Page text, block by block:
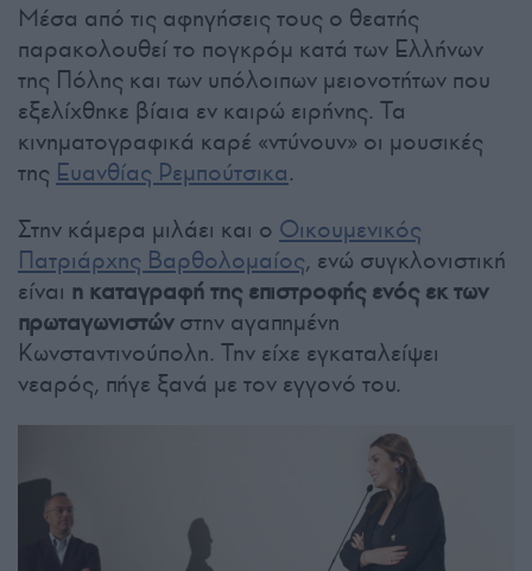
Μέσα από τις αφηγήσεις τους ο θεατής
παρακολουθεί το πογκρόμ κατά των Ελλήνων
της Πόλης και των υπόλοιπων μειονοτήτων που
εξελίχθηκε βίαια εν καιρώ ειρήνης. Τα
κινηματογραφικά καρέ «ντύνουν» οι μουσικές
της Ευανθίας Ρεμπούτσικα.
Στην κάμερα μιλάει και ο Οικουμενικός
Πατριάρχης Βαρθολομαίος, ενώ συγκλονιστική
είναι η καταγραφή της επιστροφής ενός εκ των
πρωταγωνιστώνστην αγαπημένη
Κωνσταντινούπολη. Την είχε εγκαταλείψει
νεαρός, πήγε ξανά με τον εγγονό του.